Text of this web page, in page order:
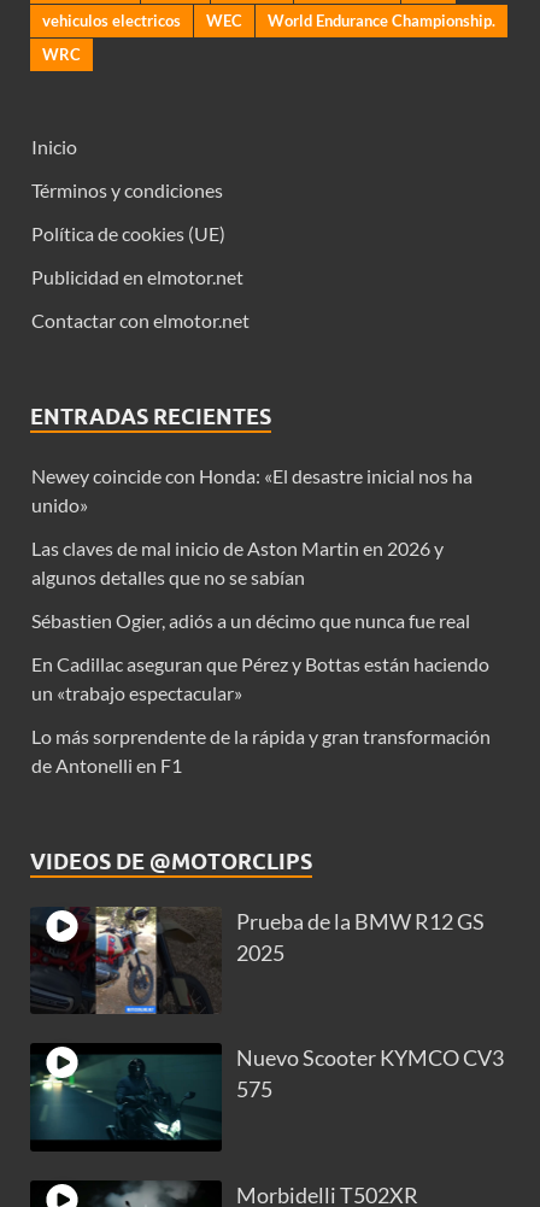
vehiculos electricos
WEC
World Endurance Championship.
WRC
Inicio
Términos y condiciones
Política de cookies (UE)
Publicidad en elmotor.net
Contactar con elmotor.net
ENTRADAS RECIENTES
Newey coincide con Honda: «El desastre inicial nos ha
unido»
Las claves de mal inicio de Aston Martin en 2026 y
algunos detalles que no se sabían
Sébastien Ogier, adiós a un décimo que nunca fue real
En Cadillac aseguran que Pérez y Bottas están haciendo
un «trabajo espectacular»
Lo más sorprendente de la rápida y gran transformación
de Antonelli en F1
VIDEOS DE @MOTORCLIPS
Prueba de la BMW R12 GS
2025
Nuevo Scooter KYMCO CV3
575
Morbidelli T502XR